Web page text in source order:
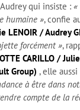
qui insiste : «
humaine », confie
LENOIR / Audrey
forcément »,
CARILLO /
Group) , elle
à être dans
compte de la